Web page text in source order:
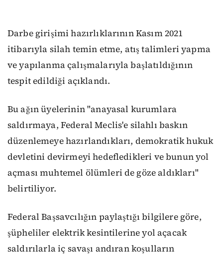
Darbe girişimi hazırlıklarının Kasım 2021
itibarıyla silah temin etme, atış talimleri yapma
ve yapılanma çalışmalarıyla başlatıldığının
tespit edildiği açıklandı.
Bu ağın üyelerinin "anayasal kurumlara
saldırmaya, Federal Meclis'e silahlı baskın
düzenlemeye hazırlandıkları, demokratik hukuk
devletini devirmeyi hedefledikleri ve bunun yol
açması muhtemel ölümleri de göze aldıkları"
belirtiliyor.
Federal Başsavcılığın paylaştığı bilgilere göre,
şüpheliler elektrik kesintilerine yol açacak
saldırılarla iç savaşı andıran koşulların